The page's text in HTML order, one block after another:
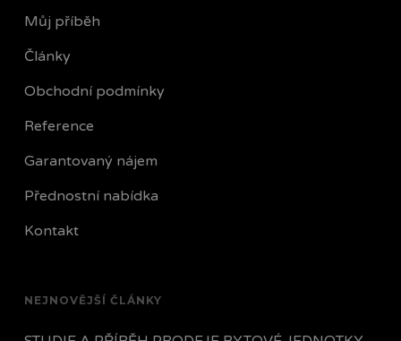
Můj příběh
Články
Obchodní podmínky
Reference
Garantovaný nájem
Přednostní nabídka
Kontakt
NEJNOVĚJŠÍ ČLÁNKY